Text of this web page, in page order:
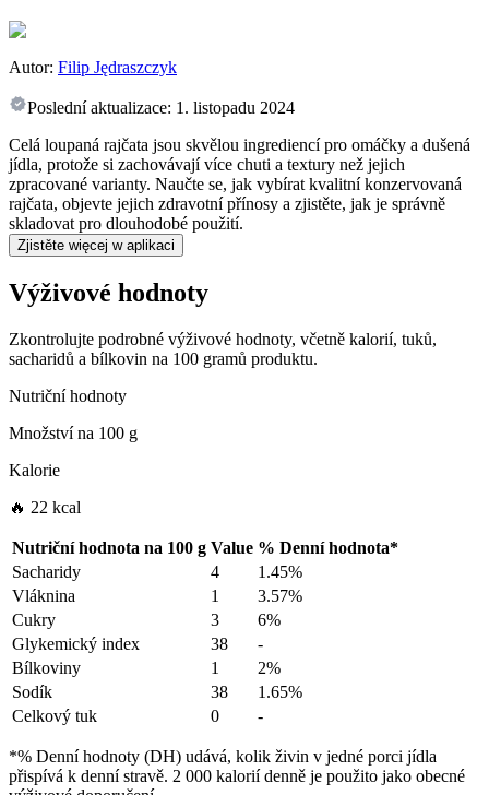
Autor: Filip Jędraszczyk
Poslední aktualizace: 1. listopadu 2024
Celá loupaná rajčata jsou skvělou ingrediencí pro omáčky a dušená
jídla, protože si zachovávají více chuti a textury než jejich
zpracované varianty. Naučte se, jak vybírat kvalitní konzervovaná
rajčata, objevte jejich zdravotní přínosy a zjistěte, jak je správně
skladovat pro dlouhodobé použití.
Zjistěte więcej w aplikaci
Výživové hodnoty
Zkontrolujte podrobné výživové hodnoty, včetně kalorií, tuků,
sacharidů a bílkovin na 100 gramů produktu.
Nutriční hodnoty
Množství na 100 g
Kalorie
🔥 22 kcal
Nutriční hodnota na 100 g Value % Denní hodnota*
Sacharidy
4
1.45%
Vláknina
1
3.57%
Cukry
3
6%
Glykemický index
38
-
Bílkoviny
1
2%
Sodík
38
1.65%
Celkový tuk
0 -
*% Denní hodnoty (DH) udává, kolik živin v jedné porci jídla
přispívá k denní stravě. 2 000 kalorií denně je použito jako obecné